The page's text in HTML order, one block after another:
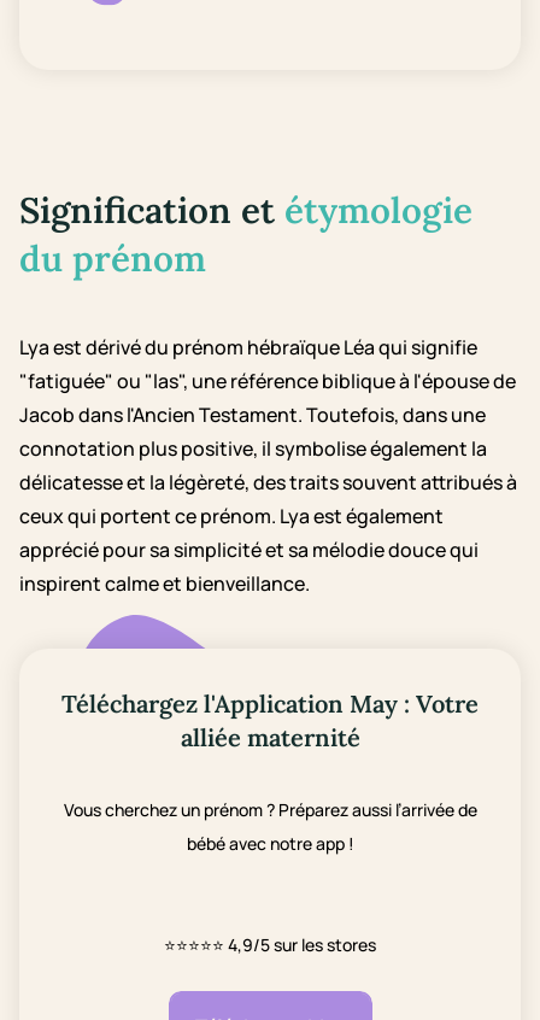
Signification et étymologie
du prénom
Lya est dérivé du prénom hébraïque Léa qui signifie
"fatiguée" ou "las", une référence biblique à l'épouse de
Jacob dans l'Ancien Testament. Toutefois, dans une
connotation plus positive, il symbolise également la
délicatesse et la légèreté, des traits souvent attribués à
ceux qui portent ce prénom. Lya est également
apprécié pour sa simplicité et sa mélodie douce qui
inspirent calme et bienveillance.
Téléchargez l'Application May : Votre
alliée maternité
Vous cherchez un prénom ? Préparez aussi l’arrivée de
bébé avec notre app !
⭐⭐⭐⭐⭐ 4,9/5 sur les stores